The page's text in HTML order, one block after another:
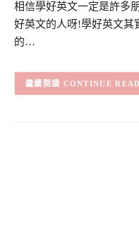
相信學好英文一定是許多
好英文的人呀!學好英文其
的…
CONTINUE